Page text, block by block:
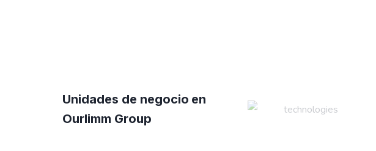
Unidades de negocio en
Ourlimm Group